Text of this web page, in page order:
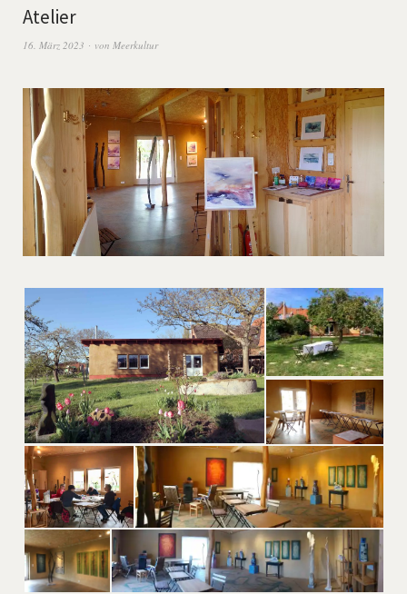
Atelier
16. März 2023 von Meerkultur